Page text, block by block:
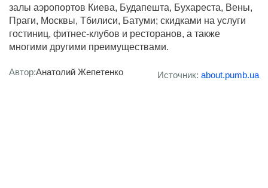
залы аэропортов Киева, Будапешта, Бухареста, Вены,
Праги, Москвы, Тбилиси, Батуми; скидками на услуги
гостиниц, фитнес-клубов и ресторанов, а также
многими другими преимуществами.
Автор:Анатолий Жепетенко Источник: about.pumb.ua